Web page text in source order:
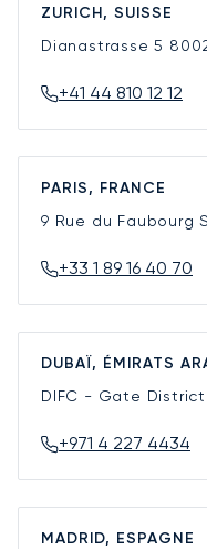
ZURICH, SUISSE
Dianastrasse 5
+41 44 810 12 12
PARIS, FRANCE
9 Rue du Faubourg
+33 1 89 16 40 70
DUBAÏ, ÉMIRATS
DIFC - Gate
+971 4 227 4434
MADRID, ESPAGNE